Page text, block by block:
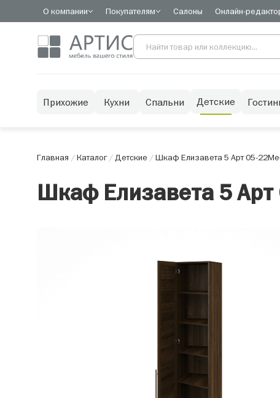
О компании Покупателям Салоны Онлайн-
Прихожие Кухни Спальни Детские
Главная /Каталог/Детские /Шкаф Елизавета 5 Арт 05-22
Шкаф Елизавета 5 Арт